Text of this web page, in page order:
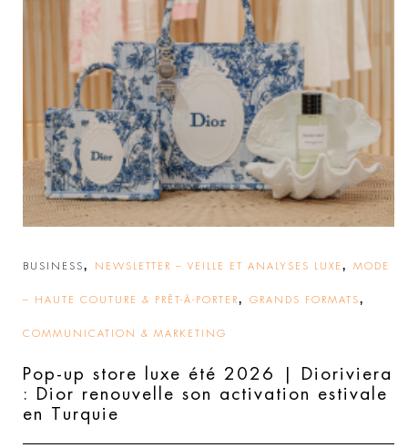
BUSINESS, NEWSLETTER – VEILLE ET ANALYSES LUXE , MODE
– HAUTE COUTURE & PRÊT-À-PORTER, GRANDS FORMATS,
COMMUNICATION & MARKETING
Pop-up store luxe été 2026 | Dioriviera
: Dior renouvelle son activation estivale
en Turquie